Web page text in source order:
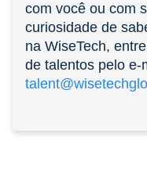
com você ou com
curiosidade de
na WiseTech,
de talentos pelo e-